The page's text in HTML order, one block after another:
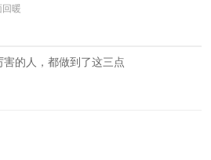
暖
的人，都做到了这三点